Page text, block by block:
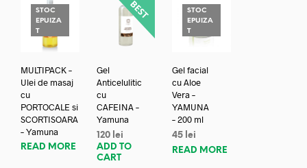
STOC
EPUIZA
T
MULTIPACK –
Ulei de masaj
cu
PORTOCALE si
SCORTISOARA
– Yamuna
READ MORE
Gel
Anticelulitic
cu
CAFEINA –
Yamuna
120 lei
ADD TO
CART
STOC
EPUIZA
T
Gel facial
cu Aloe
Vera –
YAMUNA
– 200 ml
45 lei
READ MORE